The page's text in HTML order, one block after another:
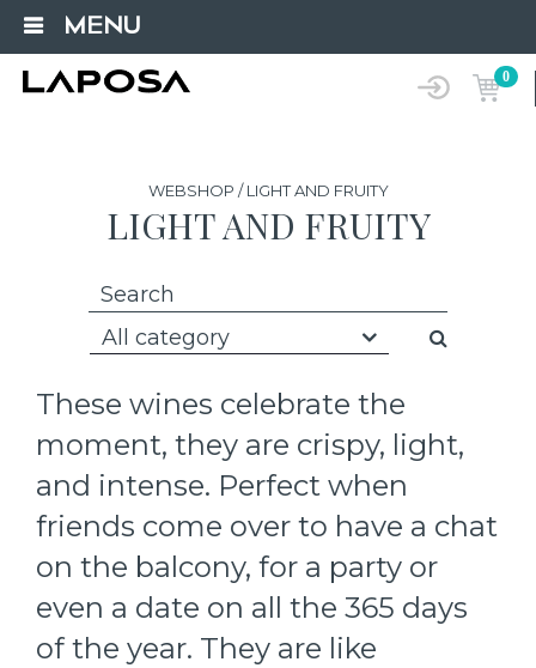
MENU
0
WEBSHOP / LIGHT AND FRUITY
LIGHT AND FRUITY
All category
These wines celebrate the
moment, they are crispy, light,
and intense. Perfect when
friends come over to have a chat
on the balcony, for a party or
even a date on all the 365 days
of the year. They are like